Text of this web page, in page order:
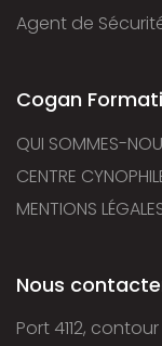
Agent de
Cogan
QUI SOMMES-
CENTRE
MENTIONS
Nous
Port 4112,